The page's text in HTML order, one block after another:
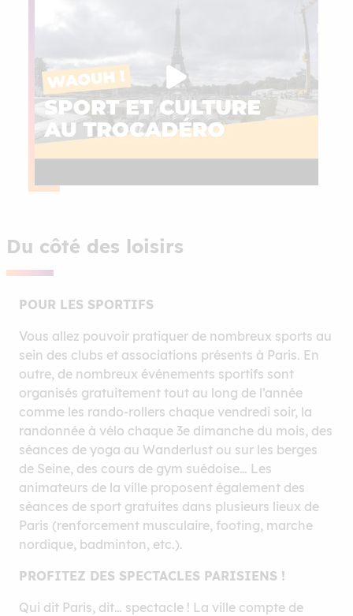
Du côté des loisirs
POUR LES SPORTIFS
Vous allez pouvoir pratiquer de nombreux sports au
sein des clubs et associations présents à Paris. En
outre, de nombreux événements sportifs sont
organisés gratuitement tout au long de l’année
comme les rando-rollers chaque vendredi soir, la
randonnée à vélo chaque 3e dimanche du mois, des
séances de yoga au Wanderlust ou sur les berges
de Seine, des cours de gym suédoise… Les
animateurs de la ville proposent également des
séances de sport gratuites dans plusieurs lieux de
Paris (renforcement musculaire, footing, marche
nordique, badminton, etc.).
PROFITEZ DES SPECTACLES PARISIENS !
Qui dit Paris, dit… spectacle ! La ville compte de